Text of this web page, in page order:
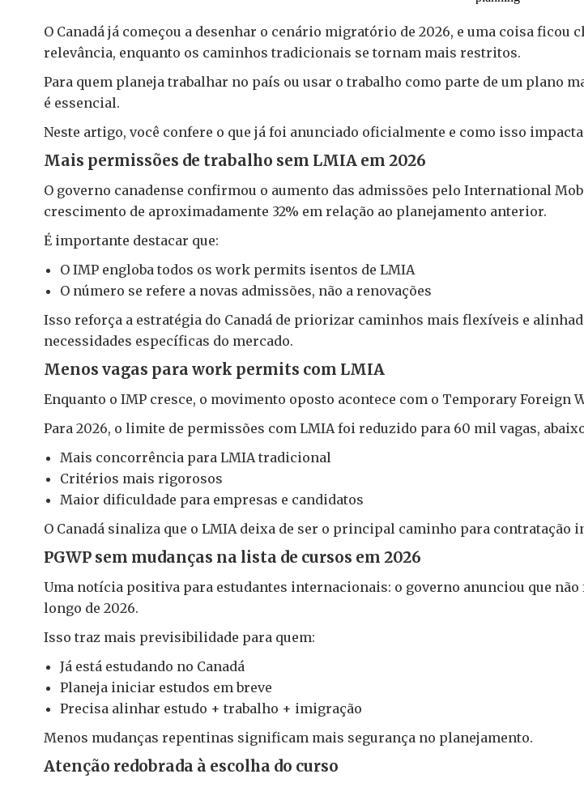
O Canadá já começou a desenhar o cenário migratório de 2026, e uma coisa
relevância, enquanto os caminhos tradicionais se tornam mais restritos.
Para quem planeja trabalhar no país ou usar o trabalho como parte de um plano
é essencial.
Neste artigo, você confere o que já foi anunciado oficialmente e como isso impacta
Mais permissões de trabalho sem LMIA em 2026
O governo canadense confirmou o aumento das admissões pelo International
crescimento de aproximadamente 32% em relação ao planejamento anterior.
É importante destacar que:
O IMP engloba todos os work permits isentos de LMIA
O número se refere a novas admissões, não a renovações
Isso reforça a estratégia do Canadá de priorizar caminhos mais flexíveis e
necessidades específicas do mercado.
Menos vagas para work permits com LMIA
Enquanto o IMP cresce, o movimento oposto acontece com o Temporary Foreign
Para 2026, o limite de permissões com LMIA foi reduzido para 60 mil vagas,
Mais concorrência para LMIA tradicional
Critérios mais rigorosos
Maior dificuldade para empresas e candidatos
O Canadá sinaliza que o LMIA deixa de ser o principal caminho para contratação
PGWP sem mudanças na lista de cursos em 2026
Uma notícia positiva para estudantes internacionais: o governo anunciou que não
longo de 2026.
Isso traz mais previsibilidade para quem:
Já está estudando no Canadá
Planeja iniciar estudos em breve
Precisa alinhar estudo + trabalho + imigração
Menos mudanças repentinas significam mais segurança no planejamento.
Atenção redobrada à escolha do curso